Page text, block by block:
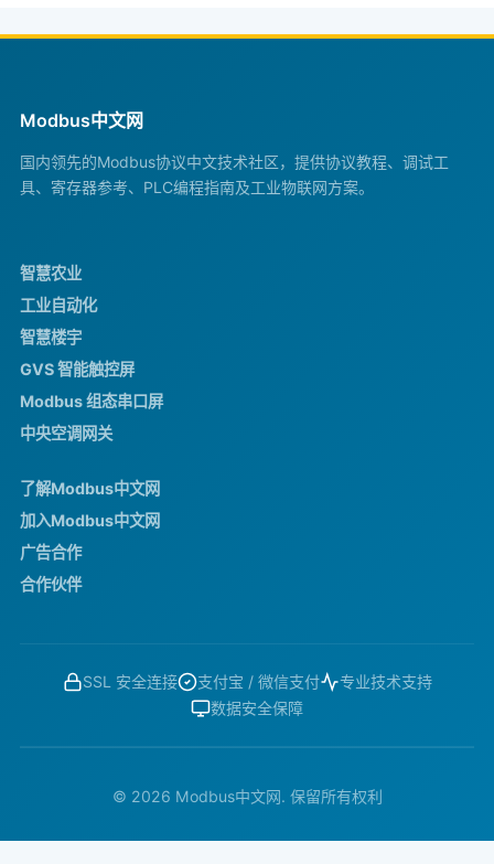
Modbus中文网
国内领先的Modbus协议中文技术社区，提供协议教程、调试工
具、寄存器参考、PLC编程指南及工业物联网方案。
智慧农业
工业自动化
智慧楼宇
GVS 智能触控屏
Modbus 组态串口屏
中央空调网关
了解Modbus中文网
加入Modbus中文网
广告合作
合作伙伴
SSL 安全连接 支付宝 / 微信支付
专业技术支持
数据安全保障
© 2026 Modbus中文网. 保留所有权利